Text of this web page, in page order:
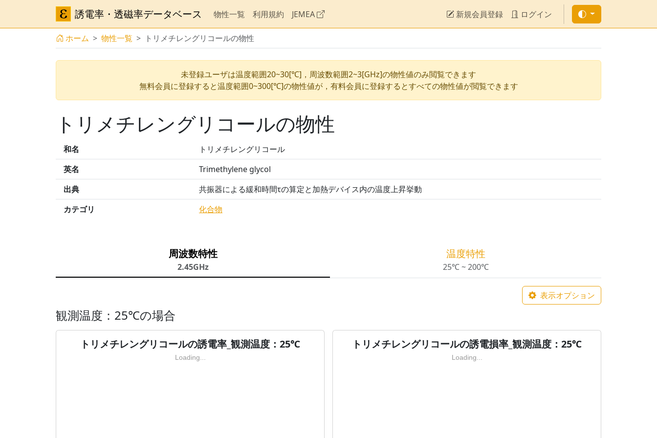
誘電率・透磁率データベース 物性一覧 利用規約 JEMEA 新規会員登録 ログイン
ホーム 物性一覧 トリメチレングリコールの物性
未登録ユーザは温度範囲20~30[℃]，周波数範囲2~3[GHz]の物性値のみ閲覧できます
無料会員に登録すると温度範囲0~300[℃]の物性値が，有料会員に登録するとすべての物性値が閲覧できます
トリメチレングリコールの物性
和名
トリメチレングリコール
英名
Trimethylene glycol
出典
共振器による緩和時間τの算定と加熱デバイス内の温度上昇挙動
カテゴリ
化合物
周波数特性
2.45GHz
温度特性
25℃ ~ 200℃
表示オプション
観測温度：25℃の場合
トリメチレングリコールの誘電率_観測温度：25℃
Loading...
トリメチレングリコールの誘電損率_観測温度：25℃
Loading...